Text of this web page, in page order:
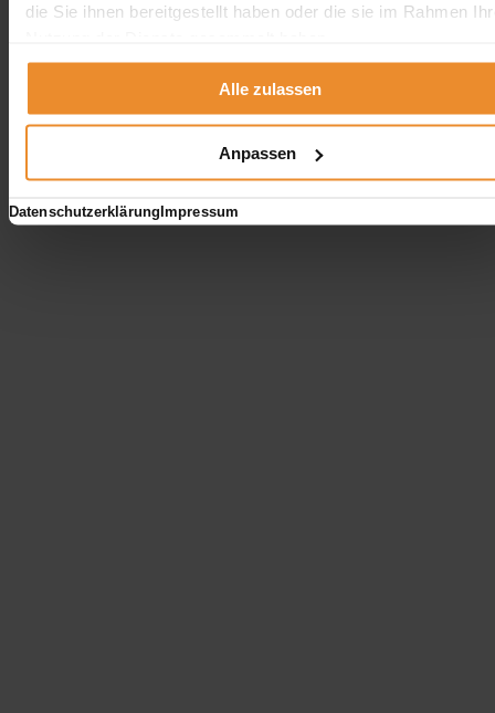
die Sie ihnen bereitgestellt haben oder die sie im Rahmen
Alle zulassen
Anpassen
DatenschutzerklärungImpressum